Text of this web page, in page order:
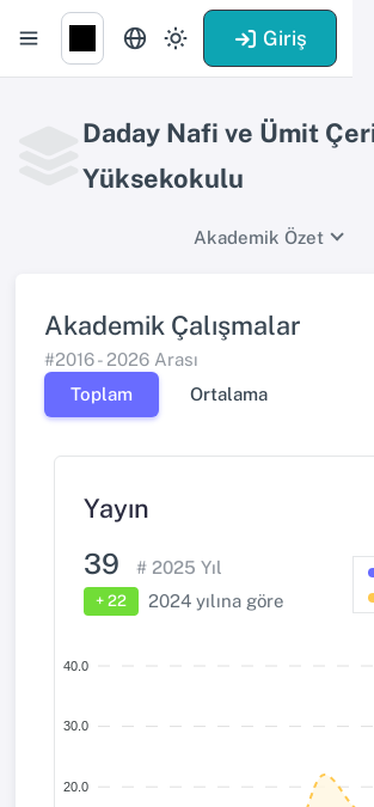
Giriş
Daday Nafi ve Ümit
Yüksekokulu
Akademik Özet
Akademik Çalışmalar
#2016 - 2026 Arası
Toplam
Ortalama
Yayın
39 # 2025 Yıl
+ 22 2024 yılına göre
40.0
30.0
20.0